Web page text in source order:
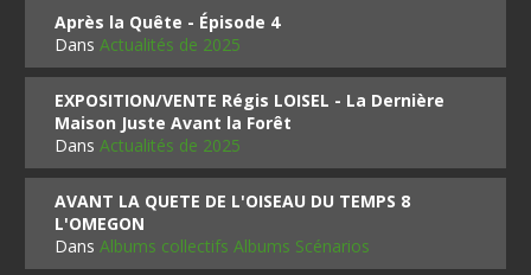
Après la Quête - Épisode 4
DansActualités de 2025
EXPOSITION/VENTE Régis LOISEL - La Dernière
Maison Juste Avant la Forêt
DansActualités de 2025
AVANT LA QUETE DE L'OISEAU DU TEMPS 8
L'OMEGON
DansAlbums collectifs Albums Scénarios